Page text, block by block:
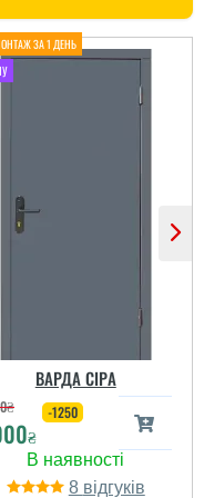
ВАРДА СІРА
₴
₴
-1250
8